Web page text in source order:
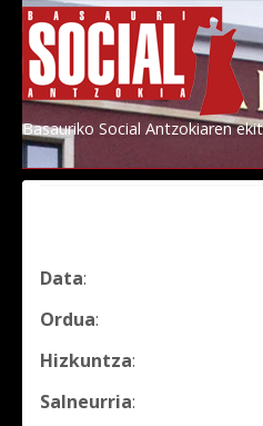
Basauriko Social Antzokiaren
Data:
Ordua:
Hizkuntza:
Salneurria: